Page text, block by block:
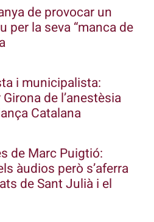
de provocar un
per la seva “manca de
i municipalista:
de l’anestèsia
Catalana
de Marc Puigtió:
àudios però s’aferra
de Sant Julià i el